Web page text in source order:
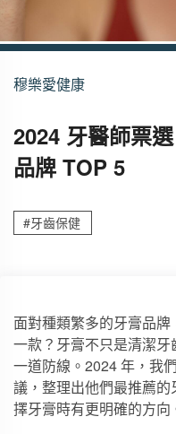
穆樂愛健康
2024 牙醫師票
品牌 TOP 5
#牙齒保健
面對種類繁多的牙膏品
一款？牙膏不只是清潔
一道防線。2024 年，我
議，整理出他們最推薦
擇牙膏時有更明確的方向